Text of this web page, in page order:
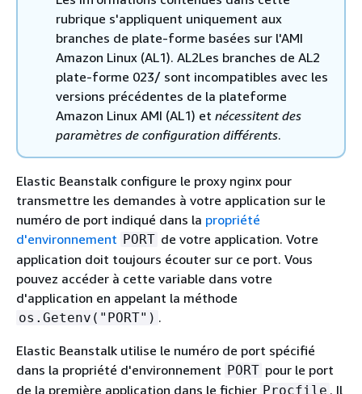
rubrique s'appliquent uniquement aux
branches de plate-forme basées sur l'AMI
Amazon Linux (AL1). AL2Les branches de AL2
plate-forme 023/ sont incompatibles avec les
versions précédentes de la plateforme
Amazon Linux AMI (AL1) et nécessitent des
paramètres de configuration différents.
Elastic Beanstalk configure le proxy nginx pour
transmettre les demandes à votre application sur le
numéro de port indiqué dans la propriété
d'environnement PORT de votre application. Votre
application doit toujours écouter sur ce port. Vous
pouvez accéder à cette variable dans votre
d'application en appelant la méthode
os.Getenv("PORT") .
Elastic Beanstalk utilise le numéro de port spécifié
dans la propriété d'environnement PORT pour le port
de la première application dans le fichier Procfile . Il